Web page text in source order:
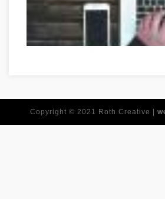
Réponses à toutes vos questions
Copyright © 2021 Roth Creative |